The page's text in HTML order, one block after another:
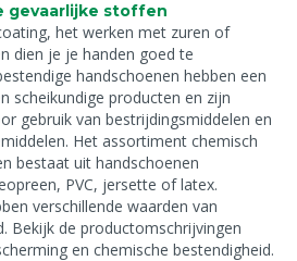
gevaarlijke stoffen
het werken met zuren of
dien je je handen goed te
handschoenen hebben een
scheikundige producten en zijn
gebruik van bestrijdingsmiddelen en
Het assortiment chemisch
bestaat uit handschoenen
PVC, jersette of latex.
verschillende waarden van
Bekijk de productomschrijvingen
en chemische bestendigheid.